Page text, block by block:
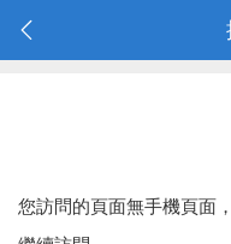
您訪問的頁面無手機頁面